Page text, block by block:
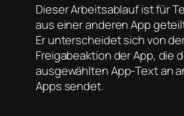
Dieser Arbeitsablauf ist für
aus einer anderen App
Er unterscheidet sich von
Freigabeaktion der App, die
ausgewählten App-Text an
Apps sendet.